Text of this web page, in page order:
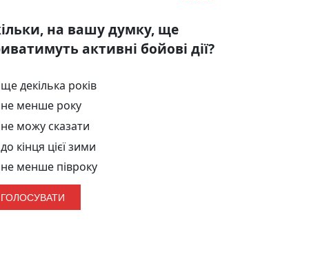
на вашу думку, ще
активні бойові дії?
ще декілька років
не менше року
не можу сказати
до кінця цієї зими
не менше півроку